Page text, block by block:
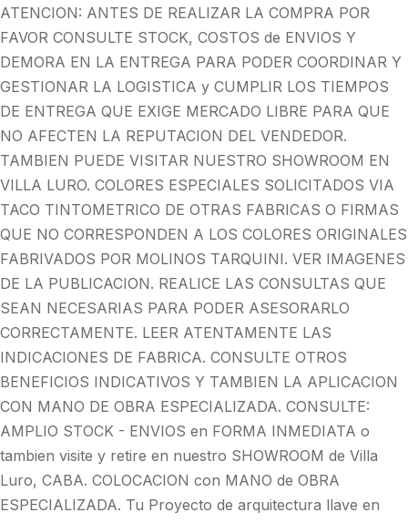
ATENCION: ANTES DE REALIZAR LA COMPRA POR
FAVOR CONSULTE STOCK, COSTOS de ENVIOS Y
DEMORA EN LA ENTREGA PARA PODER COORDINAR Y
GESTIONAR LA LOGISTICA y CUMPLIR LOS TIEMPOS
DE ENTREGA QUE EXIGE MERCADO LIBRE PARA QUE
NO AFECTEN LA REPUTACION DEL VENDEDOR.
TAMBIEN PUEDE VISITAR NUESTRO SHOWROOM EN
VILLA LURO. COLORES ESPECIALES SOLICITADOS VIA
TACO TINTOMETRICO DE OTRAS FABRICAS O FIRMAS
QUE NO CORRESPONDEN A LOS COLORES ORIGINALES
FABRIVADOS POR MOLINOS TARQUINI. VER IMAGENES
DE LA PUBLICACION. REALICE LAS CONSULTAS QUE
SEAN NECESARIAS PARA PODER ASESORARLO
CORRECTAMENTE. LEER ATENTAMENTE LAS
INDICACIONES DE FABRICA. CONSULTE OTROS
BENEFICIOS INDICATIVOS Y TAMBIEN LA APLICACION
CON MANO DE OBRA ESPECIALIZADA. CONSULTE:
AMPLIO STOCK - ENVIOS en FORMA INMEDIATA o
tambien visite y retire en nuestro SHOWROOM de Villa
Luro, CABA. COLOCACION con MANO de OBRA
ESPECIALIZADA. Tu Proyecto de arquitectura llave en